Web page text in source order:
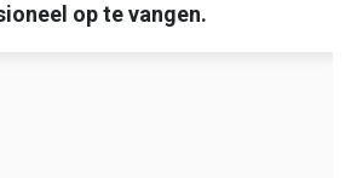
op te vangen.